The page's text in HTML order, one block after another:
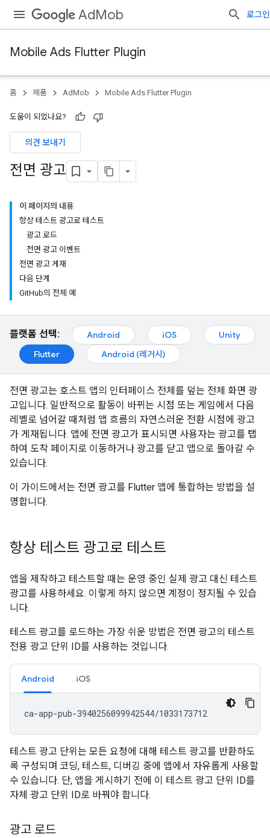
AdMob 로그인
Mobile Ads Flutter Plugin
홈 제품 AdMob Mobile Ads Flutter Plugin
도움이 되었나요?
의견 보내기
전면 광고
이 페이지의 내용
항상 테스트 광고로 테스트
광고 로드
전면 광고 이벤트
전면 광고 게재
다음 단계
GitHub의 전체 예
플랫폼 선택: Android iOS
Unity
Flutter
Android (레거시)
전면 광고는 호스트 앱의 인터페이스 전체를 덮는 전체 화면 광
고입니다. 일반적으로 활동이 바뀌는 시점 또는 게임에서 다음
레벨로 넘어갈 때처럼 앱 흐름의 자연스러운 전환 시점에 광고
가 게재됩니다. 앱에 전면 광고가 표시되면 사용자는 광고를 탭
하여 도착 페이지로 이동하거나 광고를 닫고 앱으로 돌아갈 수
있습니다.
이 가이드에서는 전면 광고를 Flutter 앱에 통합하는 방법을 설
명합니다.
항상 테스트 광고로 테스트
앱을 제작하고 테스트할 때는 운영 중인 실제 광고 대신 테스트
광고를 사용하세요. 이렇게 하지 않으면 계정이 정지될 수 있습
니다.
테스트 광고를 로드하는 가장 쉬운 방법은 전면 광고의 테스트
전용 광고 단위 ID를 사용하는 것입니다.
Android iOS
테스트 광고 단위는 모든 요청에 대해 테스트 광고를 반환하도
록 구성되며 코딩, 테스트, 디버깅 중에 앱에서 자유롭게 사용할
수 있습니다. 단, 앱을 게시하기 전에 이 테스트 광고 단위 ID를
자체 광고 단위 ID로 바꿔야 합니다.
광고 로드